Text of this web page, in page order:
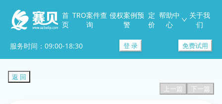
首
页
TRO案件查
询
侵权案例预
警
定
价
帮助中
心
关于我
们
服务时间：09:00-18:30 登 录 免费试用
返 回
上一篇
下一篇